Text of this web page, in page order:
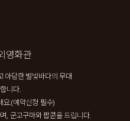
영화관
아담한 별빛바다의 무대
니다.
.(예약신청 필수)
, 군고구마와 팝콘을 드립니다.